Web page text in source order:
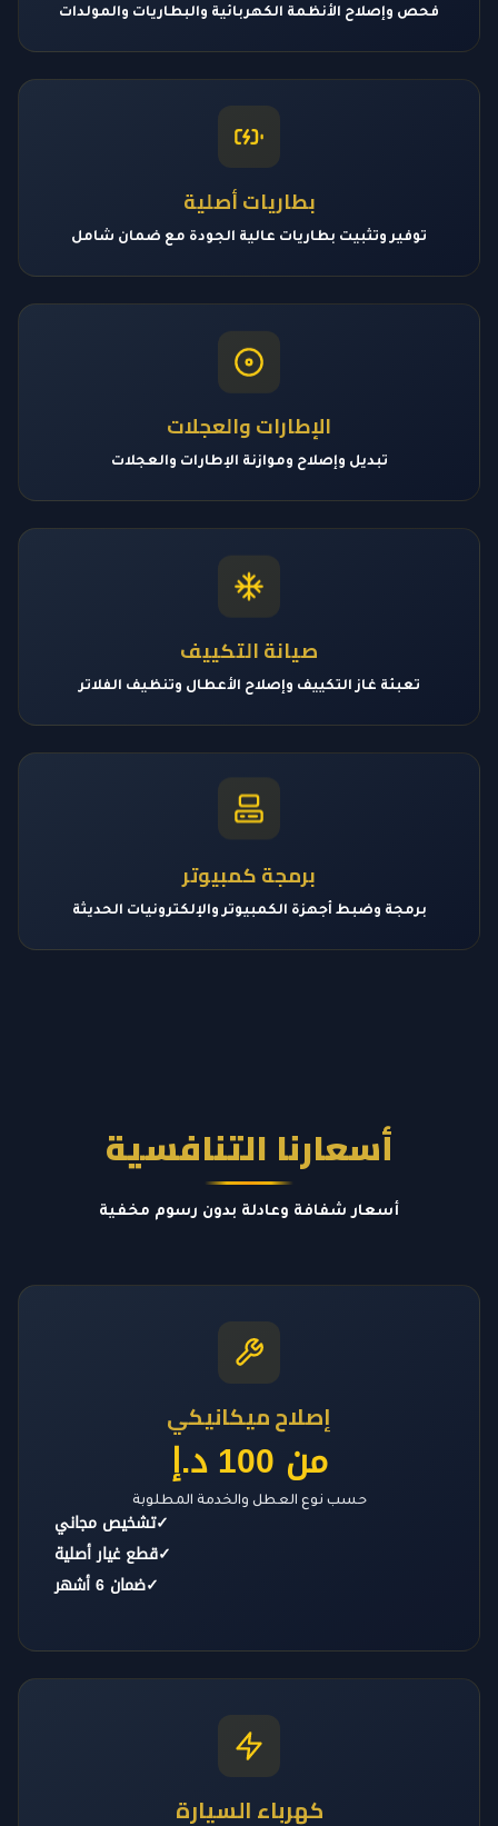
فحص وإصلاح الأنظمة الكهربائية والبطاريات والمولدات
بطاريات أصلية
توفير وتثبيت بطاريات عالية الجودة مع ضمان شامل
الإطارات والعجلات
تبديل وإصلاح وموازنة الإطارات والعجلات
صيانة التكييف
تعبئة غاز التكييف وإصلاح الأعطال وتنظيف الفلاتر
برمجة كمبيوتر
برمجة وضبط أجهزة الكمبيوتر والإلكترونيات الحديثة
أسعارنا التنافسية
أسعار شفافة وعادلة بدون رسوم مخفية
إصلاح ميكانيكي
من 100 د.إ
حسب نوع العطل والخدمة المطلوبة
✓تشخيص مجاني
✓قطع غيار أصلية
✓ضمان 6 أشهر
كهرباء السيارة